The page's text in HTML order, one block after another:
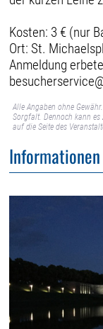
Kosten: 3 € (nur
Ort: St.
Anmeldung
Alle Angaben ohne
Sorgfalt. Dennoch kann
auf die Seite des